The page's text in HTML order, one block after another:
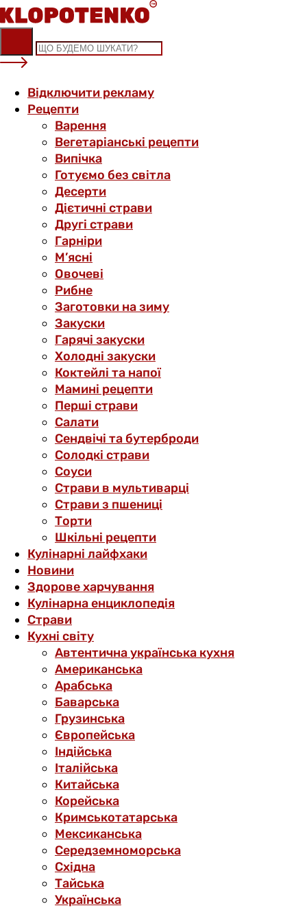
Skip
to
content
Відключити рекламу
Рецепти
Варення
Вегетаріанські рецепти
Випічка
Готуємо без світла
Десерти
Дієтичні страви
Другі страви
Гарніри
М’ясні
Овочеві
Рибне
Заготовки на зиму
Закуски
Гарячі закуски
Холодні закуски
Коктейлі та напої
Мамині рецепти
Перші страви
Салати
Сендвічі та бутерброди
Солодкі страви
Соуси
Страви в мультиварці
Страви з пшениці
Торти
Шкільні рецепти
Кулінарні лайфхаки
Новини
Здорове харчування
Кулінарна енциклопедія
Страви
Кухні світу
Автентична українська кухня
Американська
Арабська
Баварська
Грузинська
Європейська
Індійська
Італійська
Китайська
Корейська
Кримськотатарська
Мексиканська
Середземноморська
Східна
Тайська
Українська